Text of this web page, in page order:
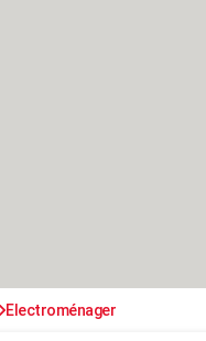
Electroménager